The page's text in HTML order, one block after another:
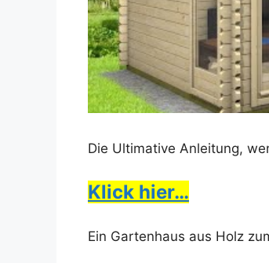
Die Ultimative Anleitung,
Klick hier…
Ein Gartenhaus aus Holz